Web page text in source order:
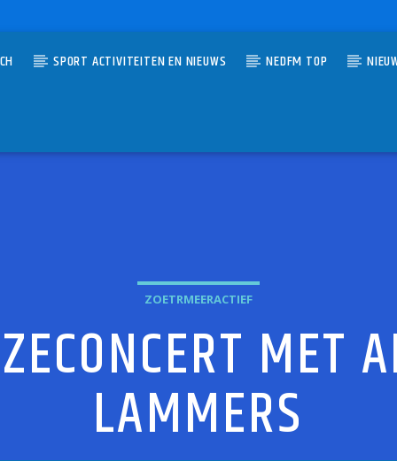
SPORT ACTIVITEITEN EN NIEUWS NEDFM TOP
ZOETRMEERACTIEF
MET
LAMMERS